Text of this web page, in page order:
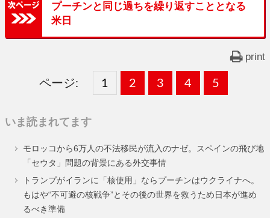
プーチンと同じ過ちを繰り返すこととなる
米日
print
ページ:
固
ー
ジ
1 ,
固
ー
ジ
2 ,
固
ー
ジ
3 ,
固
ー
ジ
4 ,
固
ー
ジ
5
いま読まれてます
モロッコから6万人の不法移民が流入のナゼ。スペインの飛び地
「セウタ」問題の背景にある外交事情
トランプがイランに「核使用」ならプーチンはウクライナへ。
もはや“不可避の核戦争”とその後の世界を救うため日本が進め
るべき準備